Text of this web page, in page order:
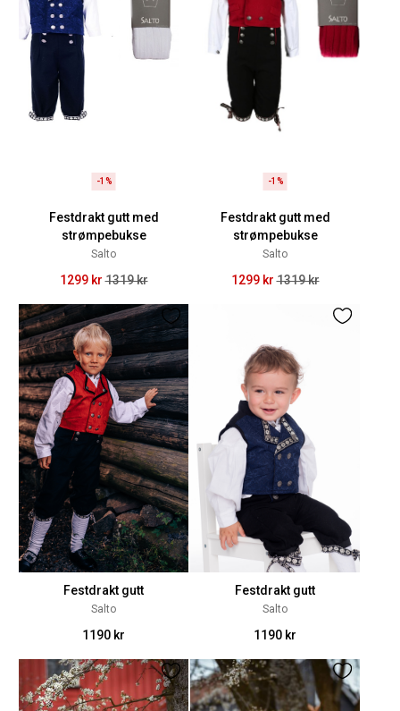
-1%
Festdrakt gutt med
strømpebukse
Salto
1299 kr 1319 kr
-1%
Festdrakt gutt med
strømpebukse
Salto
1299 kr 1319 kr
Festdrakt gutt
Salto
1190 kr
Festdrakt gutt
Salto
1190 kr